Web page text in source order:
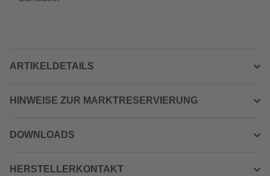
ARTIKELDETAILS
HINWEISE ZUR MARKTRESERVIERUNG
DOWNLOADS
HERSTELLERKONTAKT